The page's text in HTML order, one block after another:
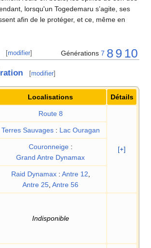
lorsqu'un Togedemaru s’agite, ses
afin de le protéger, et ce, même en
[modifier] Générations 7 8 9 10
[modifier]
Localisations Détails
Route 8
[+]
Terres Sauvages : Lac Ouragan
Couronneige :
Grand Antre Dynamax
Raid Dynamax : Antre 12
Antre 25 Antre 56
Indisponible